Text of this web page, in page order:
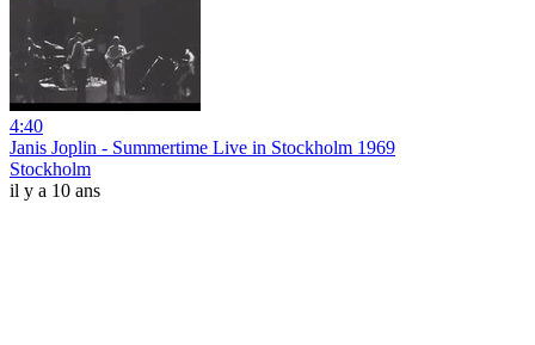
4:40
Janis Joplin - Summertime Live in Stockholm 1969
Stockholm
il y a 10 ans